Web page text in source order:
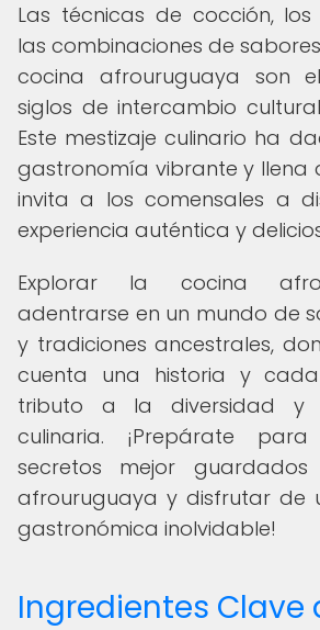
Las técnicas de cocción,
las combinaciones de
cocina afrouruguaya son
siglos de intercambio
Este mestizaje culinario ha
gastronomía vibrante y llena
invita a los comensales a
experiencia auténtica y
Explorar la cocina
adentrarse en un mundo de
y tradiciones ancestrales,
cuenta una historia y
tributo a la diversidad y
culinaria. ¡Prepárate
secretos mejor
afrouruguaya y disfrutar de
gastronómica inolvidable!
Ingredientes Clave